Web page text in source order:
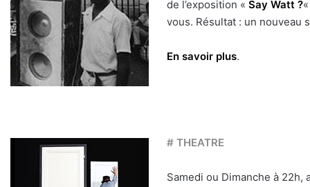
de l’exposition «Say Watt ?
vous. Résultat : un nouveau
En savoir plus.
# THEATRE
Samedi ou Dimanche à 22h,